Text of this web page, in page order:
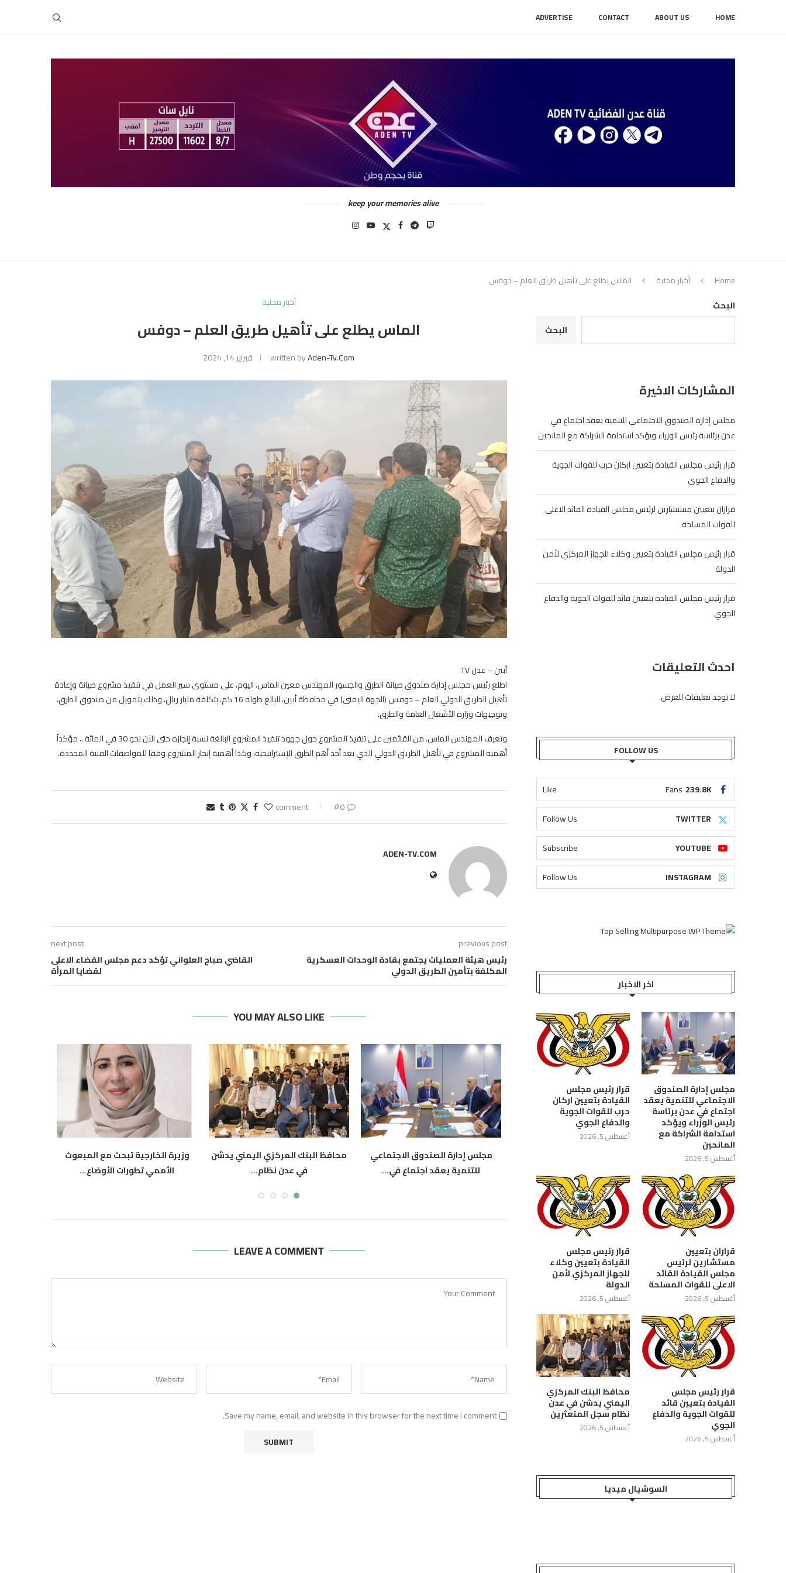
HOME
ABOUT US
CONTACT
ADVERTISE
keep your memories alive
Home أخبار محلية
الماس يطلع على تأهيل طريق العلم – دوفس
أخبار محلية
الماس يطلع على تأهيل طريق العلم – دوفس
written byAden-Tv.com فبراير 14, 2024
أبين – عدن TV
اطلع رئيس مجلس إدارة صندوق صيانة الطرق والجسور المهندس معين الماس، اليوم، على مستوى سير العمل في تنفيذ مشروع صيانة وإعادة
تأهيل الطريق الدولي العلم – دوفس (الجهة اليمنى) في محافظة أبين، البالغ طوله 16 كم، بتكلفة مليار ريال، وذلك بتمويل من صندوق الطرق،
وتوجيهات وزارة الأشغال العامة والطرق.
وتعرف المهندس الماس، من القائمين على تنفيذ المشروع حول جهود تنفيذ المشروع البالغة نسبة إنجازه حتى الآن نحو 30 في المائة .. مؤكداً
أهمية المشروع في تأهيل الطريق الدولي الذي يعد أحد أهم الطرق الإستراتيجية، وكذا أهمية إنجاز المشروع وفقا للمواصفات الفنية المحددة.
0 comment
0
ADEN-TV.COM
previous post
رئيس هيئة العمليات يجتمع بقادة الوحدات العسكرية
المكلفة بتأمين الطريق الدولي
next post
القاضي صباح العلواني تؤكد دعم مجلس القضاء الاعلى
لقضايا المرأة
YOU MAY ALSO LIKE
بتعز يناقش آلية تحصيل رسوم
أغسطس 5, 2026
مجلس إدارة الصندوق الاجتماعي
للتنمية يعقد اجتماع في...
محافظ البنك المركزي اليمني يدشن
في عدن نظام...
أغسطس 5, 2026
وزيرة الخارجية تبحث مع المبعوث
الأممي تطورات الأوضاع...
LEAVE A COMMENT
Save my name, email, and website in this browser for the next time I comment.
البحث
البحث
المشاركات الاخيرة
مجلس إدارة الصندوق الاجتماعي للتنمية يعقد اجتماع في
عدن برئاسة رئيس الوزراء ويؤكد استدامة الشراكة مع المانحين
قرار رئيس مجلس القيادة بتعيين اركان حرب للقوات الجوية
والدفاع الجوي
قراران بتعيين مستشارين لرئيس مجلس القيادة القائد الاعلى
للقوات المسلحة
قرار رئيس مجلس القيادة بتعيين وكلاء للجهاز المركزي لأمن
الدولة
قرار رئيس مجلس القيادة بتعيين قائد للقوات الجوية والدفاع
الجوي
احدث التعليقات
لا توجد تعليقات للعرض.
FOLLOW US
239.8K
Fans
Like
TWITTER
Follow Us
YOUTUBE
Subscribe
INSTAGRAM
Follow Us
اخر الاخبار
مجلس إدارة الصندوق
الاجتماعي للتنمية يعقد
اجتماع في عدن برئاسة
رئيس الوزراء ويؤكد
استدامة الشراكة مع
المانحين
أغسطس 5, 2026
قرار رئيس مجلس
القيادة بتعيين اركان
حرب للقوات الجوية
والدفاع الجوي
أغسطس 5, 2026
قراران بتعيين
مستشارين لرئيس
مجلس القيادة القائد
الاعلى للقوات المسلحة
أغسطس 5, 2026
قرار رئيس مجلس
القيادة بتعيين وكلاء
للجهاز المركزي لأمن
الدولة
أغسطس 5, 2026
قرار رئيس مجلس
القيادة بتعيين قائد
للقوات الجوية والدفاع
الجوي
أغسطس 5, 2026
محافظ البنك المركزي
اليمني يدشن في عدن
نظام سجل المتعثرين
أغسطس 5, 2026
السوشيال ميديا